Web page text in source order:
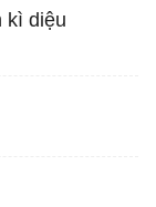
kì diệu